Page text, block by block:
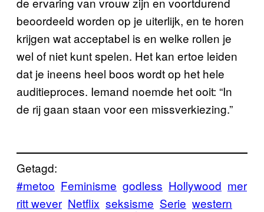
beoordeeld worden op je uiterlijk, en te horen
krijgen wat acceptabel is en welke rollen je
wel of niet kunt spelen. Het kan ertoe leiden
dat je ineens heel boos wordt op het hele
auditieproces. Iemand noemde het ooit: “In
de rij gaan staan voor een missverkiezing.”
Getagd:
#metoo Feminisme godless Hollywood mer
ritt wever Netflix seksisme Serie western